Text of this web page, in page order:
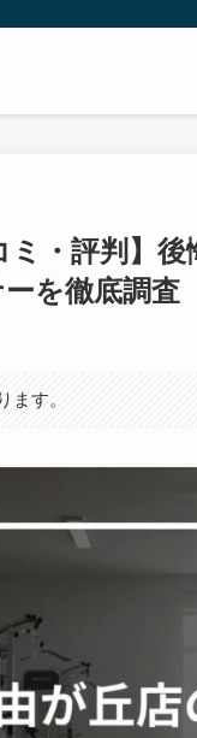
ミ・評判】
を徹底調査
ます。